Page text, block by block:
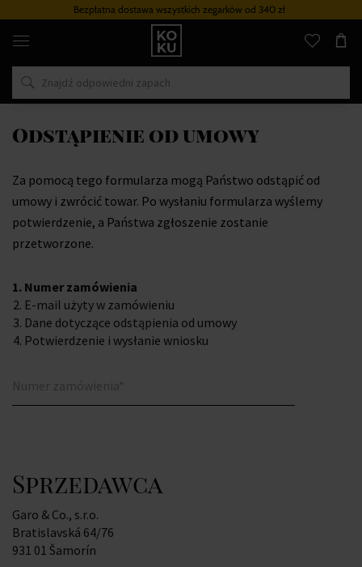
Bezpłatna dostawa wszystkich zegarkówod 340 zł
Oryginalne
perfumy
zegarki
w
miejscu
Odstąpienie od umowy
Za pomocą tego formularza mogą Państwo odstąpić od
umowy i zwrócić towar. Po wysłaniu formularza wyślemy
potwierdzenie, a Państwa zgłoszenie zostanie
przetworzone.
Numer zamówienia
E-mail użyty w zamówieniu
Dane dotyczące odstąpienia od umowy
Potwierdzenie i wysłanie wniosku
Sprzedawca
Garo & Co., s.r.o.
Bratislavská 64/76
931 01 Šamorín